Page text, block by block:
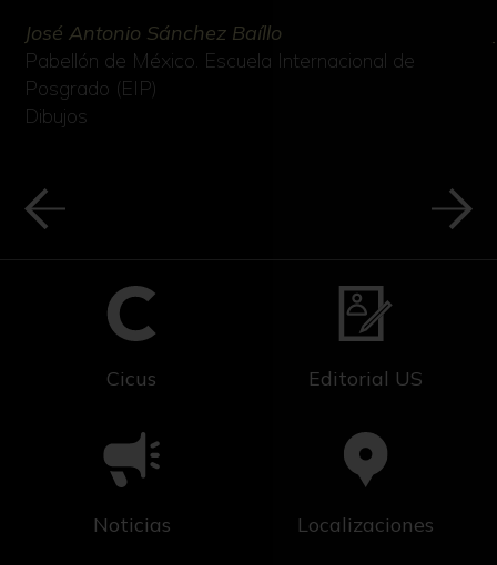
José Antonio Sánchez Baíllo
Pabellón de México. Escuela Internacional de
Posgrado (EIP)
Dibujos
Cicus Editorial US
Noticias Localizaciones